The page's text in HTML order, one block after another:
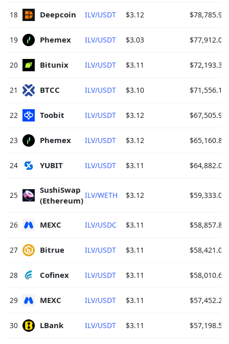
18 Deepcoin ILV/USDT $3.12 $78,785.96
19 Phemex ILV/USDT $3.03 $77,912.09
20 Bitunix ILV/USDT $3.11 $72,193.33
21 BTCC ILV/USDT $3.10 $71,556.16
22 Toobit ILV/USDT $3.12 $67,505.98
23 Phemex ILV/USDT $3.12 $65,160.83
24 YUBIT ILV/USDT $3.11 $64,882.09
25
SushiSwap
(Ethereum)
ILV/WETH $3.12 $59,333.00
26 MEXC ILV/USDC $3.11 $58,857.87
27 Bitrue ILV/USDT $3.11 $58,421.04
28 Cofinex ILV/USDT $3.11 $58,010.60
29 MEXC ILV/USDT $3.11 $57,452.26
30 LBank ILV/USDT $3.11 $57,198.53